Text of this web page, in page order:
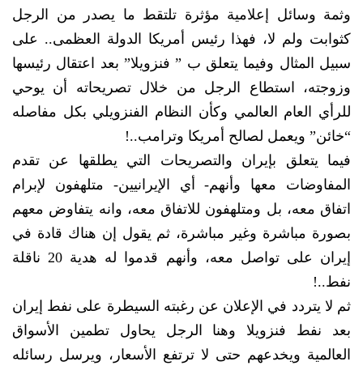
وثمة وسائل إعلامية مؤثرة تلتقط ما يصدر من الرجل
كثوابت ولم لا، فهذا رئيس أمريكا الدولة العظمى.. على
سبيل المثال وفيما يتعلق ب ” فنزويلا” بعد اعتقال رئيسها
وزوجته، استطاع الرجل من خلال تصريحاته أن يوحي
للرأي العام العالمي وكأن النظام الفنزويلي بكل مفاصله
“خائن” ويعمل لصالح أمريكا وترامب..!
فيما يتعلق بإيران والتصريحات التي يطلقها عن تقدم
المفاوضات معها وأنهم- أي الإيرانيين- متلهفون لإبرام
اتفاق معه، بل ومتلهفون للاتفاق معه، وانه يتفاوض معهم
بصورة مباشرة وغير مباشرة، ثم يقول إن هناك قادة في
إيران على تواصل معه، وأنهم قدموا له هدية 20 ناقلة
نفط..!
ثم لا يتردد في الإعلان عن رغبته السيطرة على نفط إيران
بعد نفط فنزويلا وهنا الرجل يحاول تطمين الأسواق
العالمية ويخدعهم حتى لا ترتفع الأسعار، ويرسل رسائله